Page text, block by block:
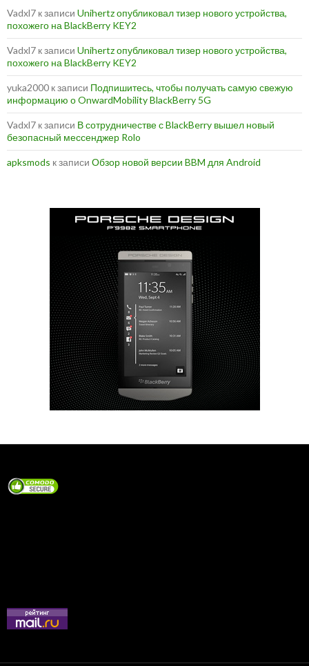
Vadxl7 к записи Unihertz опубликовал тизер нового устройства,
похожего на BlackBerry KEY2
Vadxl7 к записи Unihertz опубликовал тизер нового устройства,
похожего на BlackBerry KEY2
yuka2000 к записи Подпишитесь, чтобы получать самую свежую
информацию о OnwardMobility BlackBerry 5G
Vadxl7 к записи В сотрудничестве с BlackBerry вышел новый
безопасный мессенджер Rolo
apksmods к записи Обзор новой версии BBM для Android